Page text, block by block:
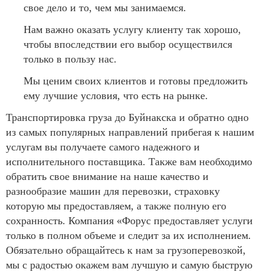
свое дело и то, чем мы занимаемся.
Нам важно оказать услугу клиенту так хорошо,
чтобы впоследствии его выбор осуществился
только в пользу нас.
Мы ценим своих клиентов и готовы предложить
ему лучшие условия, что есть на рынке.
Транспортировка груза до Буйнакска и обратно одно
из самых популярных направлений прибегая к нашим
услугам вы получаете самого надежного и
исполнительного поставщика. Также вам необходимо
обратить свое внимание на наше качество и
разнообразие машин для перевозки, страховку
которую мы предоставляем, а также полную его
сохранность. Компания «Форус предоставляет услуги
только в полном объеме и следит за их исполнением.
Обязательно обращайтесь к нам за грузоперевозкой,
мы с радостью окажем вам лучшую и самую быструю